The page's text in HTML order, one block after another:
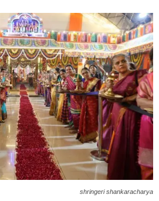
shringeri shankaracharya